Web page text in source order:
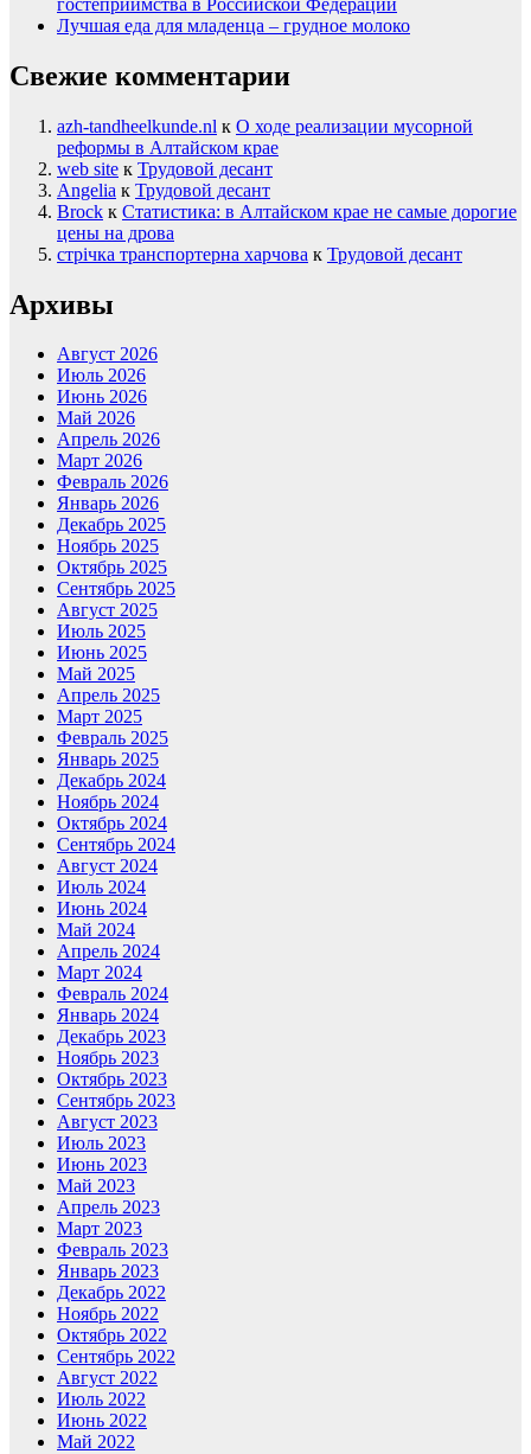
Лучшая еда для младенца – грудное молоко
Свежие комментарии
azh-tandheelkunde.nl к О ходе реализации мусорной
реформы в Алтайском крае
web site к Трудовой десант
Angelia к Трудовой десант
Brock к Статистика: в Алтайском крае не самые дорогие
цены на дрова
стрічка транспортерна харчова к Трудовой десант
Архивы
Август 2026
Июль 2026
Июнь 2026
Май 2026
Апрель 2026
Март 2026
Февраль 2026
Январь 2026
Декабрь 2025
Ноябрь 2025
Октябрь 2025
Сентябрь 2025
Август 2025
Июль 2025
Июнь 2025
Май 2025
Апрель 2025
Март 2025
Февраль 2025
Январь 2025
Декабрь 2024
Ноябрь 2024
Октябрь 2024
Сентябрь 2024
Август 2024
Июль 2024
Июнь 2024
Май 2024
Апрель 2024
Март 2024
Февраль 2024
Январь 2024
Декабрь 2023
Ноябрь 2023
Октябрь 2023
Сентябрь 2023
Август 2023
Июль 2023
Июнь 2023
Май 2023
Апрель 2023
Март 2023
Февраль 2023
Январь 2023
Декабрь 2022
Ноябрь 2022
Октябрь 2022
Сентябрь 2022
Август 2022
Июль 2022
Июнь 2022
Май 2022